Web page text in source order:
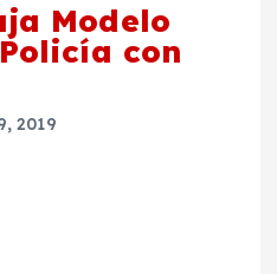
Modelo
con
2019